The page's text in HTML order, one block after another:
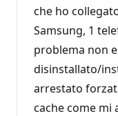
che ho
Samsung, 1
problema non
disinstallato/
arrestato
cache come mi